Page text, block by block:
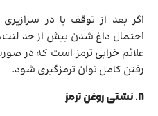
اگر بعد از توقف یا در
احتمال داغ شدن بیش از حد
علائم خرابی ترمز است که در
رفتن کامل توان ترمزگیری شود.
۸. نشتی روغن ترمز